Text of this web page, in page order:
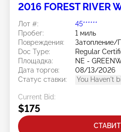
2016 FOREST RIVER
Лот #:
45******
Пробег:
1 миль
Повреждения:
Затопление/
Doc Type:
Regular
Площадка:
NE -
Дата торгов:
08/13/2026
Статус ставки:
You Haven't
Current Bid:
$175